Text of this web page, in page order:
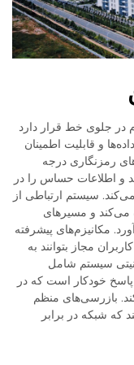
در جلوی خط قرار دارد
و قابلیت اطمینان
رمزنگاری درجه
و اطلاعات حساس را در
سیستم ارتباطی از
می‌کند و مسیرهای
مکانیزم‌های پیشرفته
مجاز بتوانند به
سیستم شامل
خودکار است که در
بازرسی‌های منظم
که شبکه در برابر